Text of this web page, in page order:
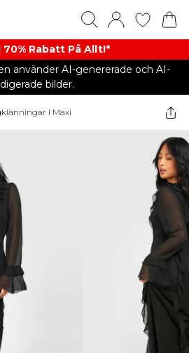
70% Rabatt På Allt!*
använder AI-genererade och AI-
bilder.
I Maxi